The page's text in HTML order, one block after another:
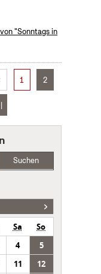
"Sonntags in
1 2
Suchen
Sa
So
4
5
11
12